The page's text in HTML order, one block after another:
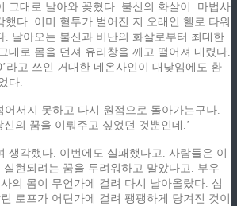
그대로 날아와 꽂혔다. 불신의 화살이. 마법사
했다. 이미 혈투가 벌어진 지 오래인 헬로 타워
. 날아오는 불신과 비난의 화살로부터 최대한
대로 몸을 던져 유리창을 깨고 떨어져 내렸다.
라고 쓰인 거대한 네온사인이 대낮임에도 환
다.
어서지 못하고 다시 원점으로 돌아가는구나.
의 꿈을 이뤄주고 싶었던 것뿐인데.’
생각했다. 이번에도 실패했다고. 사람들은 이
현되려는 꿈을 두려워하고 말았다고. 부우
의 몸이 무언가에 걸려 다시 날아올랐다. 심
로프가 어딘가에 걸려 팽팽하게 당겨진 것이